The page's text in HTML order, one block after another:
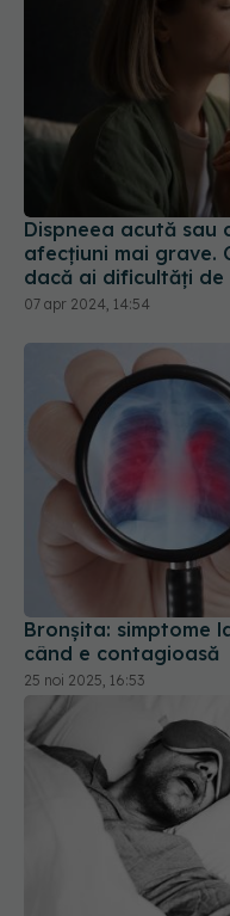
Dispneea acută sau
afecțiuni mai grave.
dacă ai dificultăți de
07 apr 2024, 14:54
Bronșita: simptome
când e contagioasă
Apneea în somn: